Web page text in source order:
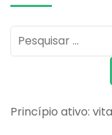
Pesquisar
por:
Princípio ativo: